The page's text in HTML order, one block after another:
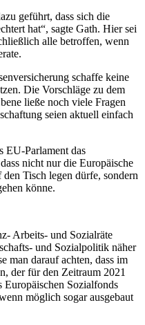
geführt, dass sich die
hat“, sagte Gath. Hier sei
alle betroffen, wenn
schaffe keine
Die Vorschläge zu dem
ließe noch viele Fragen
seien aktuell einfach
EU-Parlament das
nicht nur die Europäische
Tisch legen dürfe, sondern
könne.
Arbeits- und Sozialräte
und Sozialpolitik näher
man darauf achten, dass im
der für den Zeitraum 2021
Europäischen Sozialfonds
möglich sogar ausgebaut